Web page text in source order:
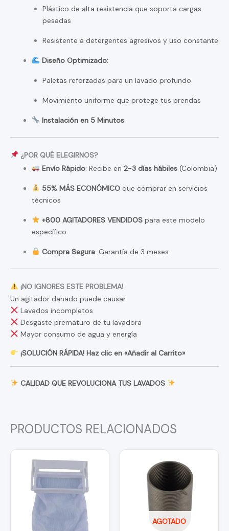
Plástico de alta resistencia que soporta cargas
pesadas
Resistente a detergentes agresivos y uso constante
Diseño Optimizado:
Paletas reforzadas para un lavado profundo
Movimiento uniforme que protege tus prendas
Instalación en 5 Minutos
¿POR QUÉ ELEGIRNOS?
Envío Rápido: Recibe en 2-3 días hábiles(Colombia)
55% MÁS ECONÓMICOque comprar en servicios
técnicos
+800 AGITADORES VENDIDOSpara este modelo
específico
Compra Segura: Garantía de 3 meses
¡NO IGNORES ESTE PROBLEMA!
Un agitador dañado puede causar:
Lavados incompletos
Desgaste prematuro de tu lavadora
Mayor consumo de agua y energía
¡SOLUCIÓN RÁPIDA! Haz clic en «Añadir al Carrito»
CALIDAD QUE REVOLUCIONA TUS LAVADOS
PRODUCTOS RELACIONADOS
AGOTADO